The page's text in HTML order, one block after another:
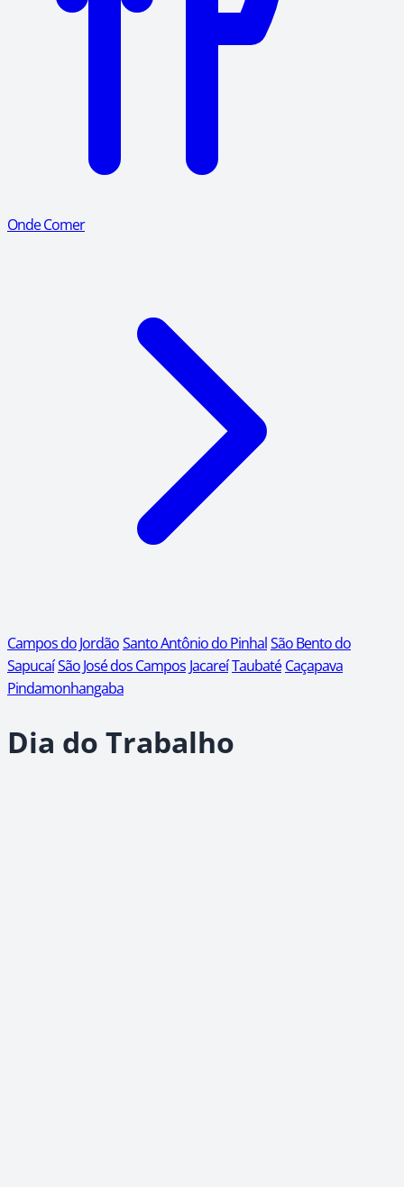
Onde Comer
Campos do JordãoSanto Antônio do PinhalSão Bento do
SapucaíSão José dos Campos JacareíTaubaté Caçapava
Pindamonhangaba
Dia do Trabalho